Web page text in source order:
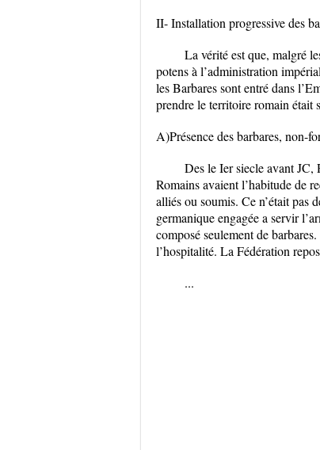
II- Installation progressive des
La vérité est que, malgré
potens à l’administration
les Barbares sont entré dans
prendre le territoire romain
A)Présence des barbares, non-
Des le Ier siecle avant JC,
Romains avaient l’habitude de
alliés ou soumis. Ce n’était pas
germanique engagée a servir
composé seulement de
l’hospitalité. La Fédération
...